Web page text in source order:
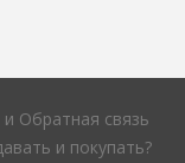
Обратная связь
и покупать?